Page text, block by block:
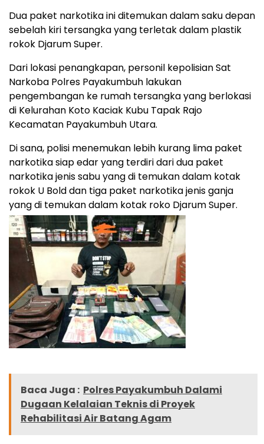
Dua paket narkotika ini ditemukan dalam saku depan
sebelah kiri tersangka yang terletak dalam plastik
rokok Djarum Super.
Dari lokasi penangkapan, personil kepolisian Sat
Narkoba Polres Payakumbuh lakukan
pengembangan ke rumah tersangka yang berlokasi
di Kelurahan Koto Kaciak Kubu Tapak Rajo
Kecamatan Payakumbuh Utara.
Di sana, polisi menemukan lebih kurang lima paket
narkotika siap edar yang terdiri dari dua paket
narkotika jenis sabu yang di temukan dalam kotak
rokok U Bold dan tiga paket narkotika jenis ganja
yang di temukan dalam kotak roko Djarum Super.
Baca Juga : Polres Payakumbuh Dalami
Dugaan Kelalaian Teknis di Proyek
Rehabilitasi Air Batang Agam